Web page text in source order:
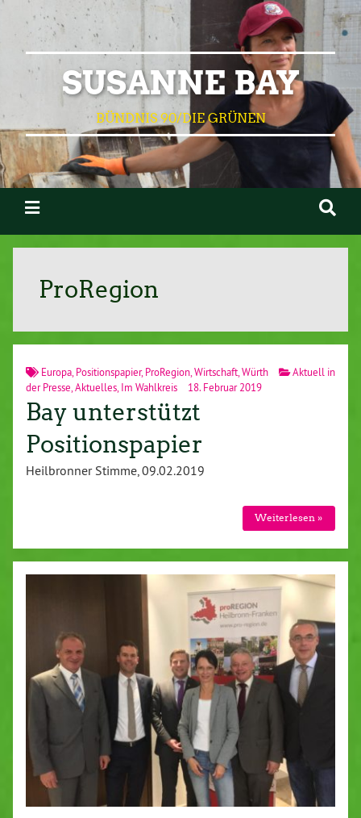
SUSANNE BAY
BÜNDNIS 90/DIE GRÜNEN
ProRegion
Europa,Positionspapier,ProRegion,Wirtschaft,Würth
Aktuell in
der Presse,Aktuelles,Im Wahlkreis 18. Februar 2019
Bay unterstützt
Positionspapier
Heilbronner Stimme, 09.02.2019
Weiterlesen »